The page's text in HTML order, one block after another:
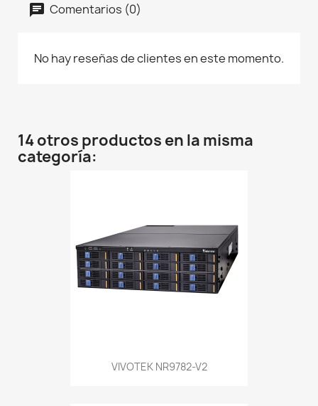
Comentarios (0)
No hay reseñas de clientes en este momento.
14 otros productos en la misma
categoría:
VIVOTEK NR9782-V2